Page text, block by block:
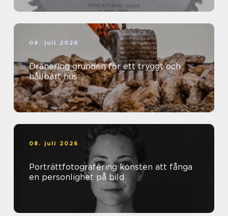
08. juli 2026
Dränering grunden för ett tryggt och
hållbart hus
08. juli 2026
Porträttfotografering konsten att fånga
en personlighet på bild